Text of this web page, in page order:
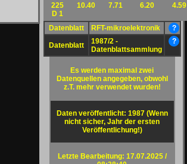
225
D 1
10.40 7.71 6.20 4.59
Datenblatt RFT-mikroelektronik ?
Datenblatt
1987/2 -
Datenblattsammlung
?
Es werden maximal zwei
Datenquellen angegeben, obwohl
z.T. mehr verwendet wurden!
Daten veröffentlicht: 1987 (Wenn
nicht sicher, Jahr der ersten
Veröffentlichung!)
Letzte Bearbeitung: 17.07.2025 /